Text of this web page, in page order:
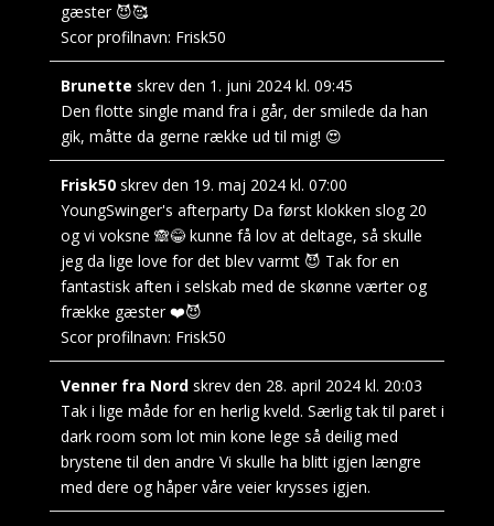
gæster 😈🥰
Scor profilnavn: Frisk50
Brunette skrev den 1. juni 2024 kl. 09:45
Den flotte single mand fra i går, der smilede da han
gik, måtte da gerne række ud til mig! 😍
Frisk50 skrev den 19. maj 2024 kl. 07:00
YoungSwinger's afterparty Da først klokken slog 20
og vi voksne 🙈😂 kunne få lov at deltage, så skulle
jeg da lige love for det blev varmt 😈 Tak for en
fantastisk aften i selskab med de skønne værter og
frække gæster ❤️😈
Scor profilnavn: Frisk50
Venner fra Nord skrev den 28. april 2024 kl. 20:03
Tak i lige måde for en herlig kveld. Særlig tak til paret i
dark room som lot min kone lege så deilig med
brystene til den andre Vi skulle ha blitt igjen længre
med dere og håper våre veier krysses igjen.